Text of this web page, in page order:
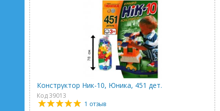
Конструктор Ник-10, Юника, 451 дет.
Код 39013
1 отзыв